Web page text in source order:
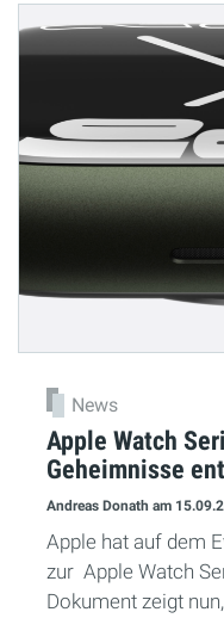
News
Apple Watch
Geheimnisse
Andreas Donath am
Apple hat auf dem
zur Apple Watch
Dokument zeigt